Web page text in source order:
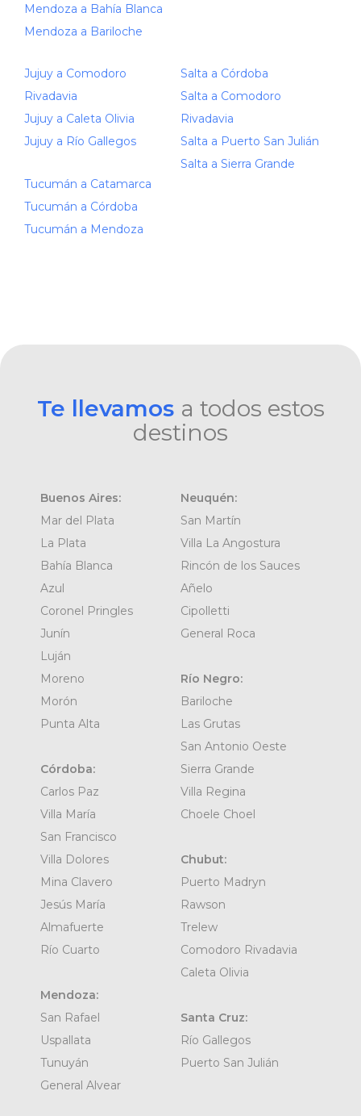
Mendoza a Bahía Blanca
Mendoza a Bariloche
Jujuy a Comodoro
Rivadavia
Jujuy a Caleta Olivia
Jujuy a Río Gallegos
Tucumán a Catamarca
Tucumán a Córdoba
Tucumán a Mendoza
Salta a Córdoba
Salta a Comodoro
Rivadavia
Salta a Puerto San Julián
Salta a Sierra Grande
Te llevamos a todos estos
destinos
Buenos Aires:
Mar del Plata
La Plata
Bahía Blanca
Azul
Coronel Pringles
Junín
Luján
Moreno
Morón
Punta Alta
Córdoba:
Carlos Paz
Villa María
San Francisco
Villa Dolores
Mina Clavero
Jesús María
Almafuerte
Río Cuarto
Mendoza:
San Rafael
Uspallata
Tunuyán
General Alvear
Neuquén:
San Martín
Villa La Angostura
Rincón de los Sauces
Añelo
Cipolletti
General Roca
Río Negro:
Bariloche
Las Grutas
San Antonio Oeste
Sierra Grande
Villa Regina
Choele Choel
Chubut:
Puerto Madryn
Rawson
Trelew
Comodoro Rivadavia
Caleta Olivia
Santa Cruz:
Río Gallegos
Puerto San Julián